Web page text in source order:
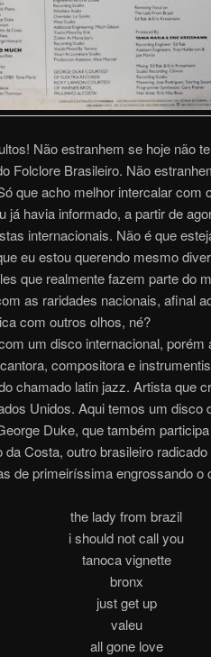
Não estranhem se hoje não
Folclore Brasileiro. Não
que acho melhor intercalar com
havia informado, a partir de
internacionais. Não é que
eu estou querendo mesmo
que realmente fazem parte do
as raridades nacionais, afinal
com outros olhos, né?
um disco internacional, porém
compositora e
chamado latin jazz. Artista que
Unidos. Aqui temos um disco
Duke, que também
Costa, outro brasileiro
de primeiríssima engrossando
the lady from brazil
i should not call you
tanoca vignette
bronx
just get up
valeu
all gone love